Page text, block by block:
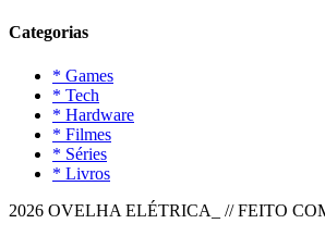
Categorias
* Games
* Tech
* Hardware
* Filmes
* Séries
* Livros
2026 OVELHA ELÉTRICA_ // FEITO